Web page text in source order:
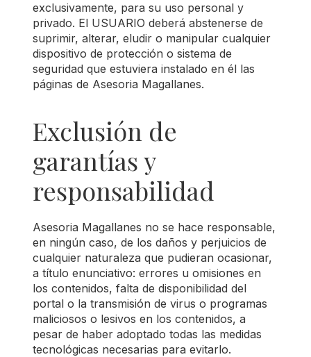
exclusivamente, para su uso personal y
privado. El USUARIO deberá abstenerse de
suprimir, alterar, eludir o manipular cualquier
dispositivo de protección o sistema de
seguridad que estuviera instalado en él las
páginas de Asesoria Magallanes.
Exclusión de
garantías y
responsabilidad
Asesoria Magallanes no se hace responsable,
en ningún caso, de los daños y perjuicios de
cualquier naturaleza que pudieran ocasionar,
a título enunciativo: errores u omisiones en
los contenidos, falta de disponibilidad del
portal o la transmisión de virus o programas
maliciosos o lesivos en los contenidos, a
pesar de haber adoptado todas las medidas
tecnológicas necesarias para evitarlo.